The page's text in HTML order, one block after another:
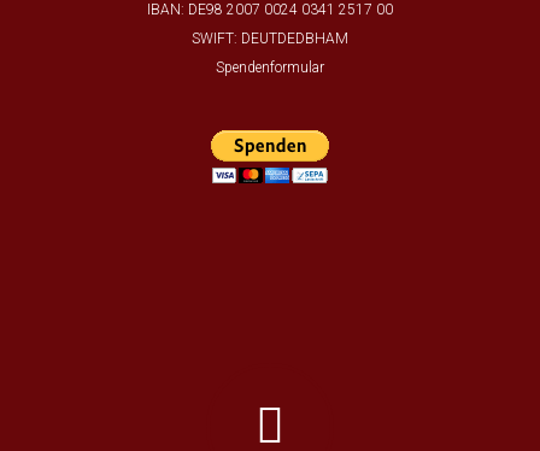
IBAN: DE98 2007 0024 0341 2517 00
SWIFT: DEUTDEDBHAM
Spendenformular